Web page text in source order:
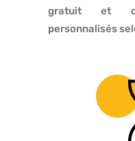
gratuit et
personnalisés